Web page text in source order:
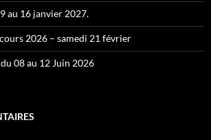
au 16 janvier 2027.
2026 – samedi 21 février
08 au 12 Juin 2026